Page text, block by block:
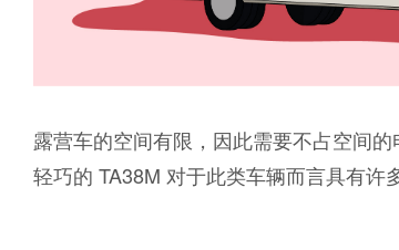
露营车的空间有限，因此需要不占空间的
轻巧的 TA38M 对于此类车辆而言具有许